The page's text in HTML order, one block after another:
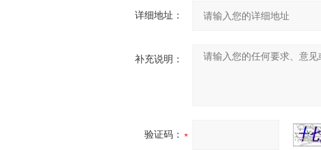
详细地址：
补充说明：
验证码：